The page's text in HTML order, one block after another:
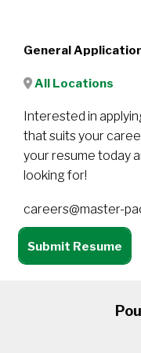
General
All Locations
Interested in
that suits your
your resume today
looking for!
careers@master-
Submit Resume